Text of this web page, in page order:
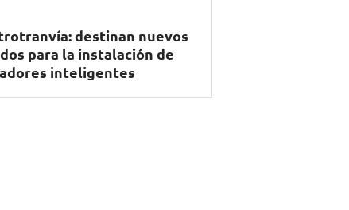
destinan nuevos
para la instalación de
inteligentes